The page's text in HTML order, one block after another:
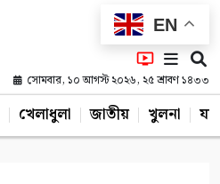
EN
সোমবার, ১০ আগস্ট ২০২৬, ২৫ শ্রাবণ ১৪৩৩
খেলাধুলা জাতীয় খুলনা